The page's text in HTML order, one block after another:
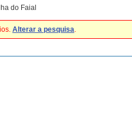
do Faial
Alterar a pesquisa.